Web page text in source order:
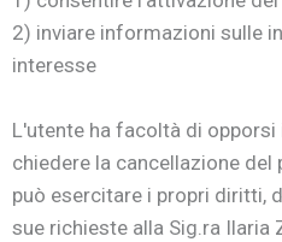
2) inviare informazioni sulle
interesse
L'utente ha facoltà di
chiedere la cancellazione del
può esercitare i propri diritti,
sue richieste alla Sig.ra Ilaria